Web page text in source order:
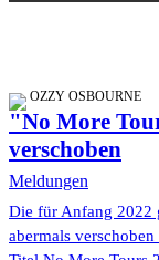
OZZY OSBOURNE
"No More
verschoben
Meldungen
Die für Anfang 2022
abermals